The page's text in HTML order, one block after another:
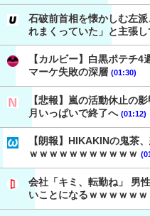
石破前首相を懐かしむ左
れまくっていた」と主張
【カルビー】白黒ポテチ
マーケ失敗の深層 (01:30)
【悲報】嵐の活動休止の
月いっぱいで終了へ (01:12)
【朗報】HIKAKINの鬼茶
ｗｗｗｗｗｗｗｗｗｗｗ
会社「キミ、転勤ね」 男
いことになるｗｗｗｗｗｗ